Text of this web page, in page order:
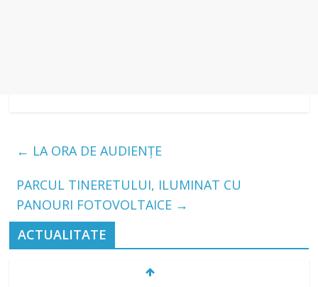
← LA ORA DE AUDIENȚE
PARCUL TINERETULUI, ILUMINAT CU
PANOURI FOTOVOLTAICE →
ACTUALITATE